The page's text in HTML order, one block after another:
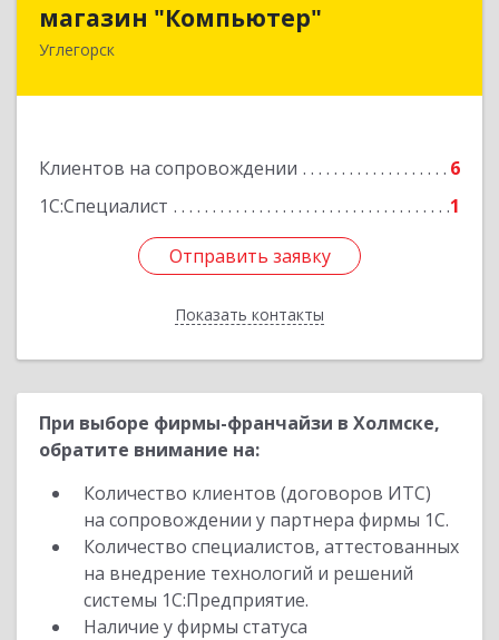
магазин "Компьютер"
Углегорск
Клиентов на сопровождении
6
1С:Специалист
1
Отправить заявку
Показать контакты
694920, Сахалинская обл, Углегорский р-н,
Отправить заявку
Назад
При выборе фирмы-франчайзи в Холмске,
обратите внимание на:
Количество клиентов (договоров ИТС)
на сопровождении у партнера фирмы 1С.
Количество специалистов, аттестованных
на внедрение технологий и решений
системы 1С:Предприятие.
Наличие у фирмы статуса